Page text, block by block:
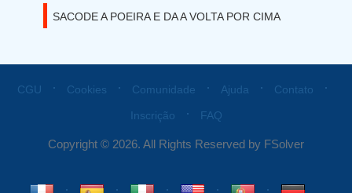
SACODE A POEIRA E DA A VOLTA POR CIMA
CGU ⋅ Cookies ⋅ Comunidade ⋅ Ajuda ⋅ Contato ⋅
Inscrição ⋅ FAQ
Copyright © 2026. All Rights Reserved by FSolver